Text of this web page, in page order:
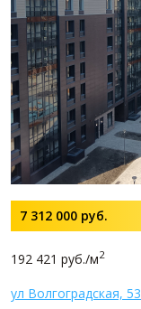
7 312 000 руб.
192 421 руб./м2
ул Волгоградская, 53